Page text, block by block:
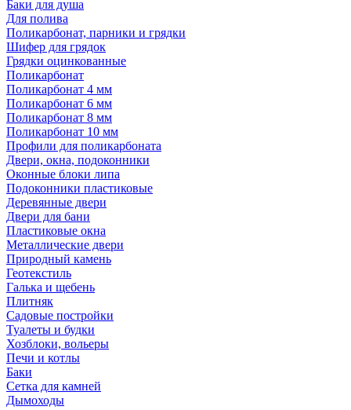
Баки для душа
Для полива
Поликарбонат, парники и грядки
Шифер для грядок
Грядки оцинкованные
Поликарбонат
Поликарбонат 4 мм
Поликарбонат 6 мм
Поликарбонат 8 мм
Поликарбонат 10 мм
Профили для поликарбоната
Двери, окна, подоконники
Оконные блоки липа
Подоконники пластиковые
Деревянные двери
Двери для бани
Пластиковые окна
Металлические двери
Природный камень
Геотекстиль
Галька и щебень
Плитняк
Садовые постройки
Туалеты и будки
Хозблоки, вольеры
Печи и котлы
Баки
Сетка для камней
Дымоходы